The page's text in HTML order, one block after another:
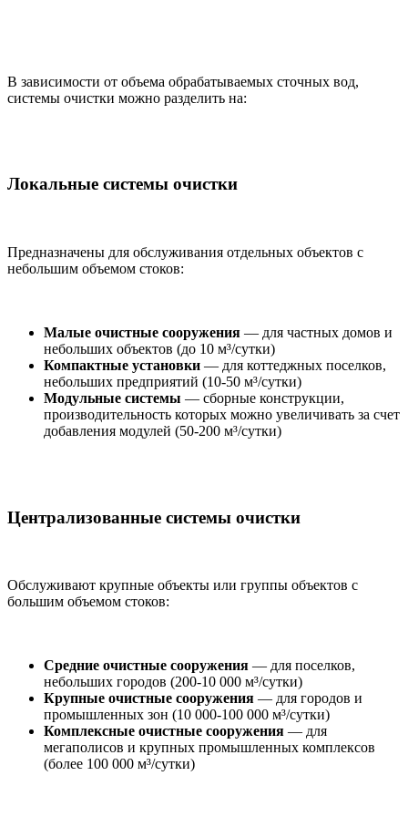
В зависимости от объема обрабатываемых сточных вод,
системы очистки можно разделить на:
Локальные системы очистки
Предназначены для обслуживания отдельных объектов с
небольшим объемом стоков:
Малые очистные сооружения — для частных домов и
небольших объектов (до 10 м³/сутки)
Компактные установки — для коттеджных поселков,
небольших предприятий (10-50 м³/сутки)
Модульные системы — сборные конструкции,
производительность которых можно увеличивать за счет
добавления модулей (50-200 м³/сутки)
Централизованные системы очистки
Обслуживают крупные объекты или группы объектов с
большим объемом стоков:
Средние очистные сооружения — для поселков,
небольших городов (200-10 000 м³/сутки)
Крупные очистные сооружения — для городов и
промышленных зон (10 000-100 000 м³/сутки)
Комплексные очистные сооружения — для
мегаполисов и крупных промышленных комплексов
(более 100 000 м³/сутки)